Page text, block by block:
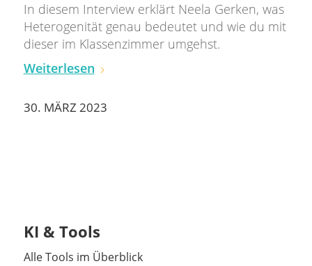
In diesem Interview erklärt Neela Gerken, was
Heterogenität genau bedeutet und wie du mit
dieser im Klassenzimmer umgehst.
Weiterlesen
30. MÄRZ 2023
KI & Tools
Alle Tools im Überblick